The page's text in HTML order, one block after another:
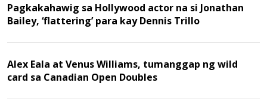
Pagkakahawig sa Hollywood actor na si Jonathan
Bailey, ‘flattering’ para kay Dennis Trillo
Alex Eala at Venus Williams, tumanggap ng wild
card sa Canadian Open Doubles